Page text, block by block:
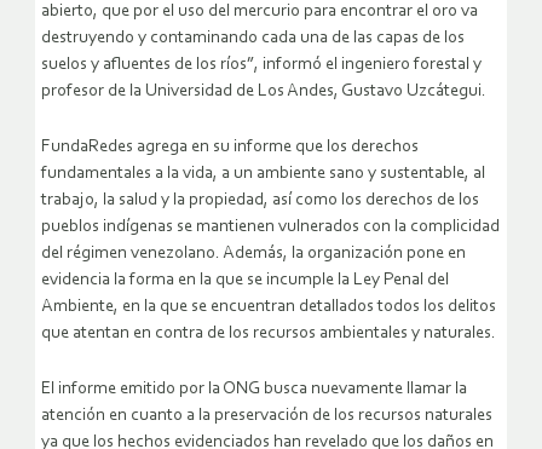
o labores altamente destructivas como lo es la minería a cielo
abierto, que por el uso del mercurio para encontrar el oro va
destruyendo y contaminando cada una de las capas de los
suelos y afluentes de los ríos”, informó el ingeniero forestal y
FundaRedes agrega en su informe que los derechos
fundamentales a la vida, a un ambiente sano y sustentable, al
trabajo, la salud y la propiedad, así como los derechos de los
pueblos indígenas se mantienen vulnerados con la complicidad
del régimen venezolano. Además, la organización pone en
evidencia la forma en la que se incumple la Ley Penal del
Ambiente, en la que se encuentran detallados todos los delitos
El informe emitido por la ONG busca nuevamente llamar la